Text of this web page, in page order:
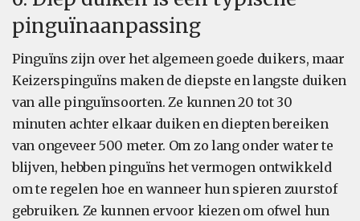
pinguïnaanpassing
Pinguïns zijn over het algemeen goede duikers, maar
Keizerspinguïns maken de diepste en langste duiken
van alle pinguïnsoorten. Ze kunnen 20 tot 30
minuten achter elkaar duiken en diepten bereiken
van ongeveer 500 meter. Om zo lang onder water te
blijven, hebben pinguïns het vermogen ontwikkeld
om te regelen hoe en wanneer hun spieren zuurstof
gebruiken. Ze kunnen ervoor kiezen om ofwel hun